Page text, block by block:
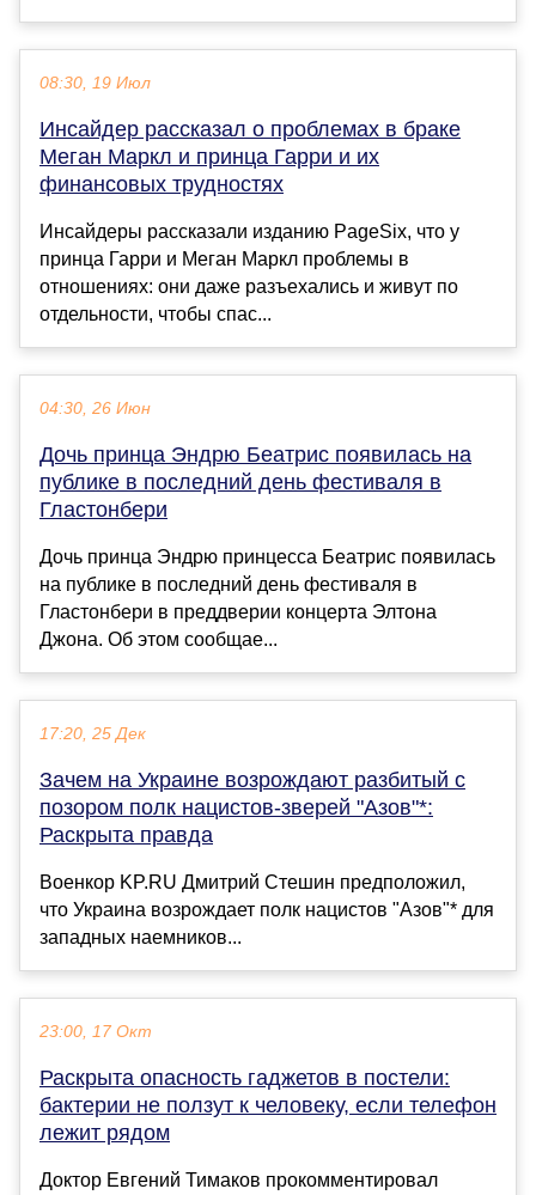
08:30, 19 Июл
Инсайдер рассказал о проблемах в браке
Меган Маркл и принца Гарри и их
финансовых трудностях
Инсайдеры рассказали изданию PageSix, что у
принца Гарри и Меган Маркл проблемы в
отношениях: они даже разъехались и живут по
отдельности, чтобы спас...
04:30, 26 Июн
Дочь принца Эндрю Беатрис появилась на
публике в последний день фестиваля в
Гластонбери
Дочь принца Эндрю принцесса Беатрис появилась
на публике в последний день фестиваля в
Гластонбери в преддверии концерта Элтона
Джона. Об этом сообщае...
17:20, 25 Дек
Зачем на Украине возрождают разбитый с
позором полк нацистов-зверей "Азов"*:
Раскрыта правда
Военкор KP.RU Дмитрий Стешин предположил,
что Украина возрождает полк нацистов "Азов"* для
западных наемников...
23:00, 17 Окт
Раскрыта опасность гаджетов в постели:
бактерии не ползут к человеку, если телефон
лежит рядом
Доктор Евгений Тимаков прокомментировал